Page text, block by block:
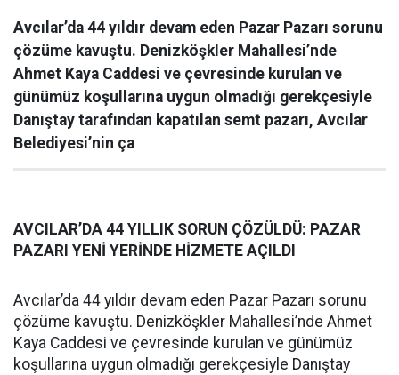
Avcılar’da 44 yıldır devam eden Pazar Pazarı sorunu
çözüme kavuştu. Denizköşkler Mahallesi’nde
Ahmet Kaya Caddesi ve çevresinde kurulan ve
günümüz koşullarına uygun olmadığı gerekçesiyle
Danıştay tarafından kapatılan semt pazarı, Avcılar
Belediyesi’nin ça
AVCILAR’DA 44 YILLIK SORUN ÇÖZÜLDÜ: PAZAR
PAZARI YENİ YERİNDE HİZMETE AÇILDI
Avcılar’da 44 yıldır devam eden Pazar Pazarı sorunu
çözüme kavuştu. Denizköşkler Mahallesi’nde Ahmet
Kaya Caddesi ve çevresinde kurulan ve günümüz
koşullarına uygun olmadığı gerekçesiyle Danıştay